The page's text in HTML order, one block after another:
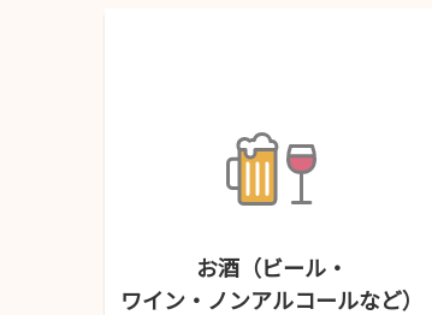
お酒（ビール・
ワイン・ ノンアルコールなど）